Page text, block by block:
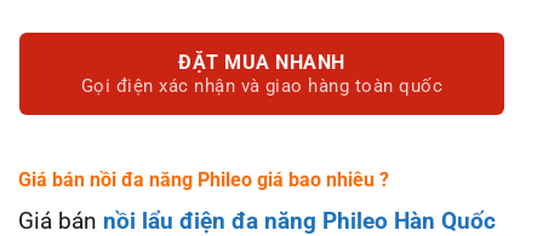
ĐẶT MUA NHANH
Gọi điện xác nhận và giao hàng toàn quốc
Giá bán nồi đa năng Phileo giá bao nhiêu ?
Giá bán nồi lẩu điện đa năng Phileo Hàn Quốc